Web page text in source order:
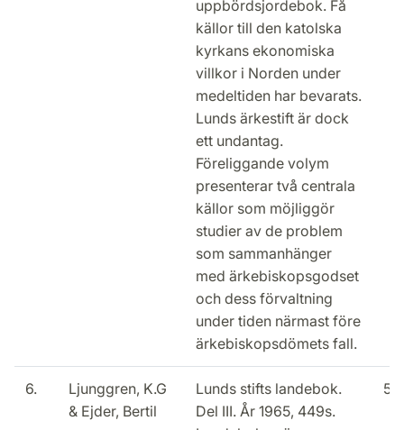
uppbördsjordebok. Få
källor till den katolska
kyrkans ekonomiska
villkor i Norden under
medeltiden har bevarats.
Lunds ärkestift är dock
ett undantag.
Föreliggande volym
presenterar två centrala
källor som möjliggör
studier av de problem
som sammanhänger
med ärkebiskopsgodset
och dess förvaltning
under tiden närmast före
ärkebiskopsdömets fall.
6.
Ljunggren, K.G
& Ejder, Bertil
Lunds stifts landebok.
Del III. År 1965, 449s.
50